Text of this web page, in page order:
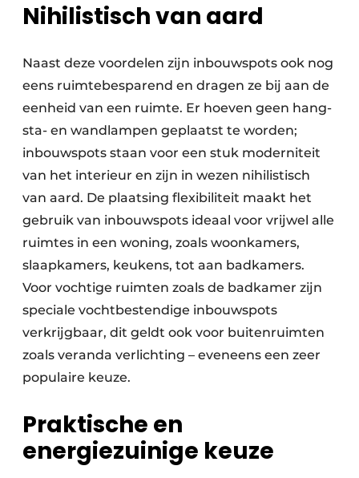
Nihilistisch van aard
Naast deze voordelen zijn inbouwspots ook nog
eens ruimtebesparend en dragen ze bij aan de
eenheid van een ruimte. Er hoeven geen hang-
sta- en wandlampen geplaatst te worden;
inbouwspots staan voor een stuk moderniteit
van het interieur en zijn in wezen nihilistisch
van aard. De plaatsing flexibiliteit maakt het
gebruik van inbouwspots ideaal voor vrijwel alle
ruimtes in een woning, zoals woonkamers,
slaapkamers, keukens, tot aan badkamers.
Voor vochtige ruimten zoals de badkamer zijn
speciale vochtbestendige inbouwspots
verkrijgbaar, dit geldt ook voor buitenruimten
zoals veranda verlichting – eveneens een zeer
populaire keuze.
Praktische en
energiezuinige keuze